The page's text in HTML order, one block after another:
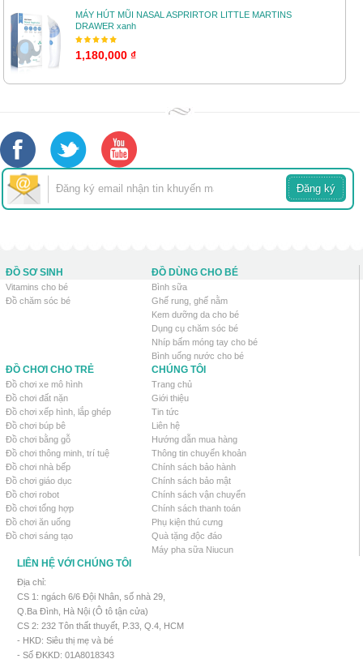
MÁY HÚT MŨI NASAL ASPRIRTOR LITTLE MARTINS
DRAWER xanh
1,180,000 ₫
ĐỒ SƠ SINH
Vitamins cho bé
Đồ chăm sóc bé
ĐỒ DÙNG CHO BÉ
Bình sữa
Ghế rung, ghế nằm
Kem dưỡng da cho bé
Dụng cụ chăm sóc bé
Nhíp bấm móng tay cho bé
Bình uống nước cho bé
ĐỒ CHƠI CHO TRẺ
Đồ chơi xe mô hình
Đồ chơi đất nặn
Đồ chơi xếp hình, lắp ghép
Đồ chơi búp bê
Đồ chơi bằng gỗ
Đồ chơi thông minh, trí tuệ
Đồ chơi nhà bếp
Đồ chơi giáo dục
Đồ chơi robot
Đồ chơi tổng hợp
Đồ chơi ăn uống
Đồ chơi sáng tạo
CHÚNG TÔI
Trang chủ
Giới thiệu
Tin tức
Liên hệ
Hướng dẫn mua hàng
Thông tin chuyển khoản
Chính sách bảo hành
Chính sách bảo mật
Chính sách vận chuyển
Chính sách thanh toán
Phụ kiện thú cưng
Quà tặng độc đáo
Máy pha sữa Niucun
LIÊN HỆ VỚI CHÚNG TÔI
Địa chỉ:
CS 1: ngách 6/6 Đội Nhân, số nhà 29,
Q.Ba Đình, Hà Nội (Ô tô tận cửa)
CS 2: 232 Tôn thất thuyết, P.33, Q.4, HCM
- HKD: Siêu thị mẹ và bé
- Số ĐKKD: 01A8018343